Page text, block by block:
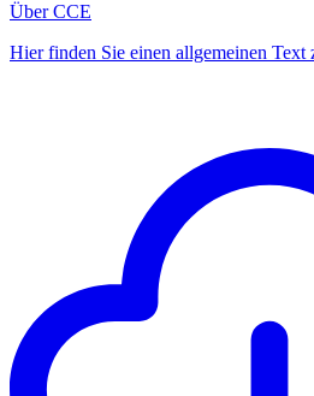
Über CCE
Hier finden Sie einen allgemeinen Text